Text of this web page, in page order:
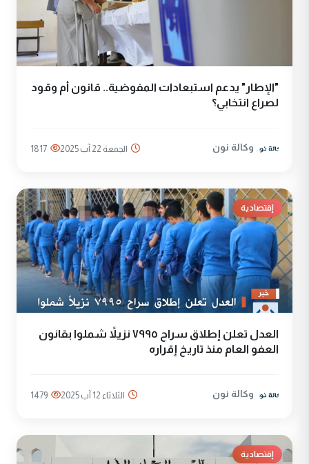
"الإطار" يدعم استبعادات المفوضية.. قانون أم وقود
لصراع انتخابي؟
وكالة نون الجمعة 22 آب 2025 1817
إقتصادية
العدل تعلن إطلاق سراح ٧٩٩٥ نزيلاً شملوا بقانون
العفو العام منذ تاريخ إقراره
وكالة نون الثلاثاء 12 آب 2025 1479
إقتصادية